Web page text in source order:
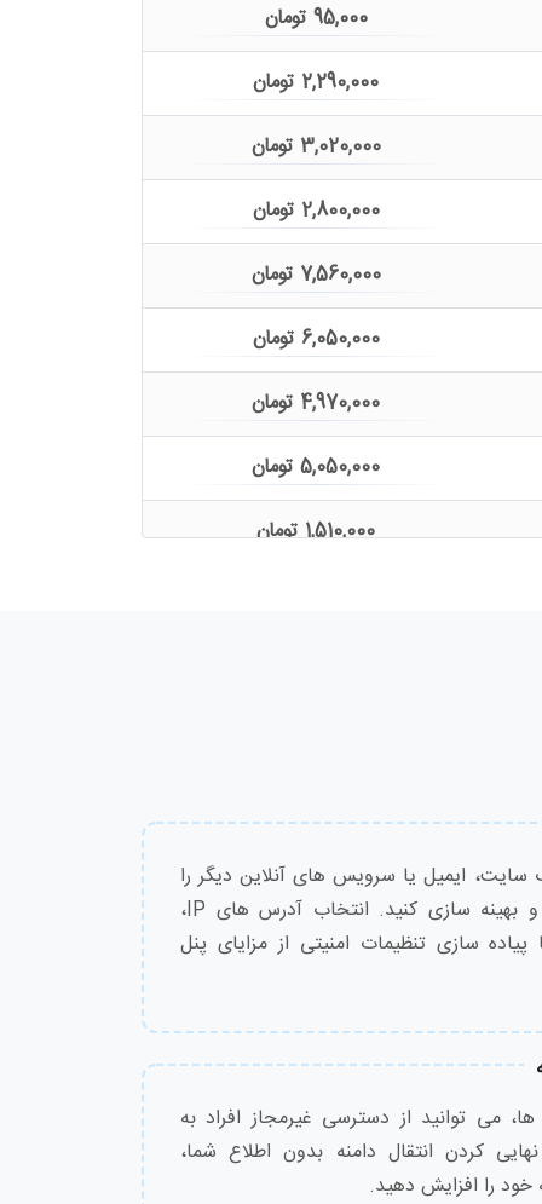
95,000 تومان
2,290,000 تومان
3,020,000 تومان
2,800,000 تومان
7,560,000 تومان
6,050,000 تومان
4,970,000 تومان
5,050,000 تومان
1,510,000تومان
2,530,000تومان
1,940,000 تومان
2,580,000 تومان
سایت، ایمیل یا سرویس های آنلاین دیگر را
به صورت دلخواه مدیریت و بهینه سازی کنید. انتخاب آدرس های IP،
سازی تنظیمات امنیتی از مزایای پنل
می توانید از دسترسی غیرمجاز افراد به
کردن انتقال دامنه بدون اطلاع شما،
خود را افزایش دهید.